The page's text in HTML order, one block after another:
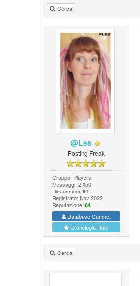
Cerca
@Les
Posting Freak
Gruppo: Players
Messaggi: 2,050
Discussioni: 64
Registrato: Nov 2022
Reputazione: 64
Database Comnet
Cronologia Role
Cerca